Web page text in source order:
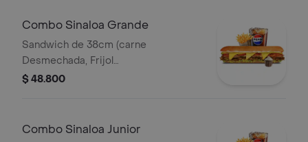
Combo Sinaloa Grande
Sandwich de 38cm (carne
Desmechada, Frijol
Refrito,guacamole,jalapeños,pico de
Pet400ml.
$ 48.800
Combo Sinaloa Junior